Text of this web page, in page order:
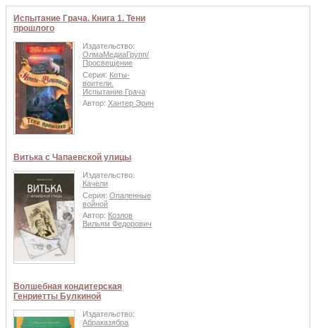
Испытание Грача. Книга 1. Тени
прошлого
Издательство:
ОлмаМедиаГрупп/
Просвещение
Серия: Коты-
воители.
Испытание Грача
Автор: Хантер Эрин
Витька с Чапаевской улицы
Издательство:
Качели
Серия: Опаленные
войной
Автор: Козлов
Вильям Федорович
Волшебная кондитерская
Генриетты Булкиной
Издательство:
Абраказябра